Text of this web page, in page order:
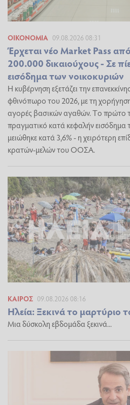
Έρχεται νέο Market Pass
200.000 δικαιούχους - Σε
εισόδημα των νοικοκυριών
Η κυβέρνηση εξετάζει την
φθινόπωρο του 2026, με τη
αγορές βασικών αγαθών. Tο πρώτο
πραγματικό κατά κεφαλήν εισόδημα
μειώθηκε κατά 3,6% - η χειρότερη
κρατών-μελών του ΟΟΣΑ.
ΟΙΚΟΝΟΜΊΑ 09.08.2026 08:31
Ηλεία: Ξεκινά το μαρτύριο
Μια δύσκολη εβδομάδα ξεκινά...
ΚΑΙΡΌΣ 09.08.2026 08:16